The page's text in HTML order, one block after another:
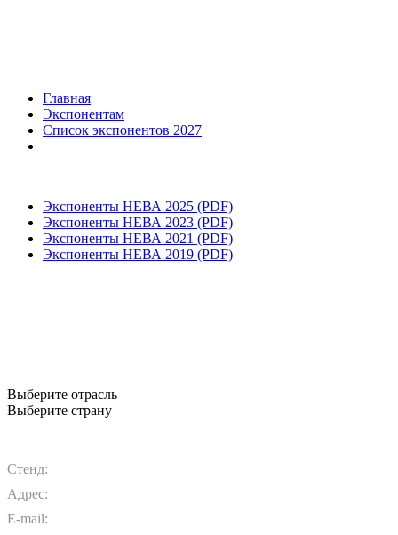
Главная
Экспонентам
Список экспонентов 2027
Экспоненты НЕВА 2025 (PDF)
Экспоненты НЕВА 2023 (PDF)
Экспоненты НЕВА 2021 (PDF)
Экспоненты НЕВА 2019 (PDF)
Выберите отрасль
Выберите страну
Стенд:
Адрес:
E-mail: